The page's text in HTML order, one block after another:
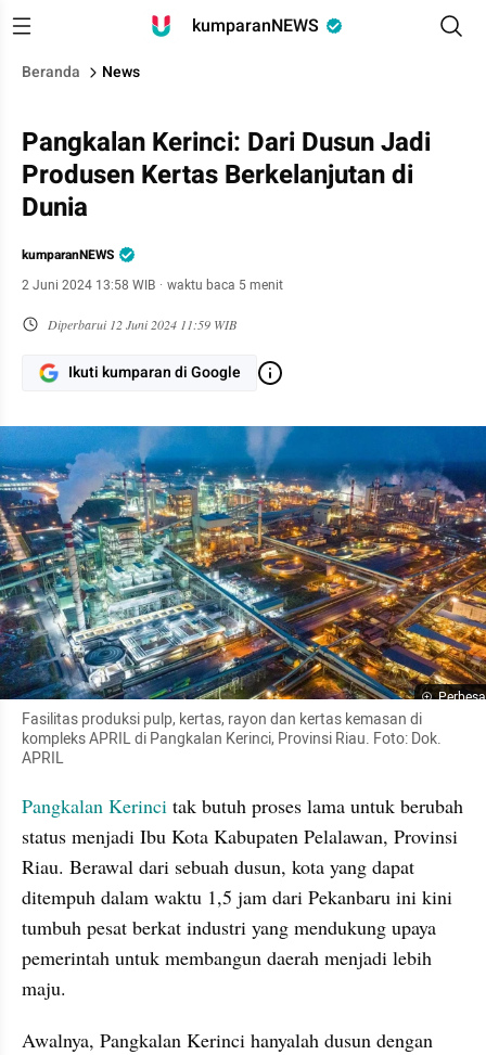
kumparanNEWS
Beranda News
Pangkalan Kerinci: Dari Dusun Jadi
Produsen Kertas Berkelanjutan di
Dunia
kumparanNEWS
2 Juni 2024 13:58 WIB · waktu baca 5 menit
Diperbarui 12 Juni 2024 11:59 WIB
Ikuti kumparan di Google
Fasilitas produksi pulp, kertas, rayon dan kertas kemasan di
kompleks APRIL di Pangkalan Kerinci, Provinsi Riau. Foto: Dok.
APRIL
Pangkalan Kerinci tak butuh proses lama untuk berubah
status menjadi Ibu Kota Kabupaten Pelalawan, Provinsi
Riau. Berawal dari sebuah dusun, kota yang dapat
ditempuh dalam waktu 1,5 jam dari Pekanbaru ini kini
tumbuh pesat berkat industri yang mendukung upaya
pemerintah untuk membangun daerah menjadi lebih
maju.
Awalnya, Pangkalan Kerinci hanyalah dusun dengan